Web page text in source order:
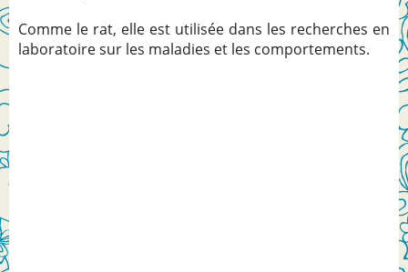
Comme le rat, elle est utilisée dans les recherches en
laboratoire sur les maladies et les comportements.